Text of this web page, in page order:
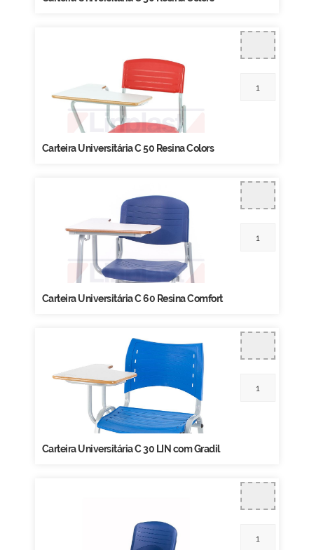
Carteira Universitária C 50 Resina Colors
Carteira Universitária C 60 Resina Comfort
Carteira Universitária C 30 LIN com Gradil